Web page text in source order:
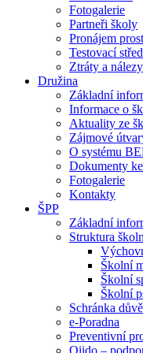
Fotogalerie
Partneři školy
Pronájem
Testovací
Ztráty a nálezy
Družina
Základní
Informace o
Aktuality ze
Zájmové
O systému
Dokumenty
Fotogalerie
Kontakty
ŠPP
Základní
Struktura
Školní
Školní
Školní
Schránka
e-Poradna
Preventivní
Qiido –